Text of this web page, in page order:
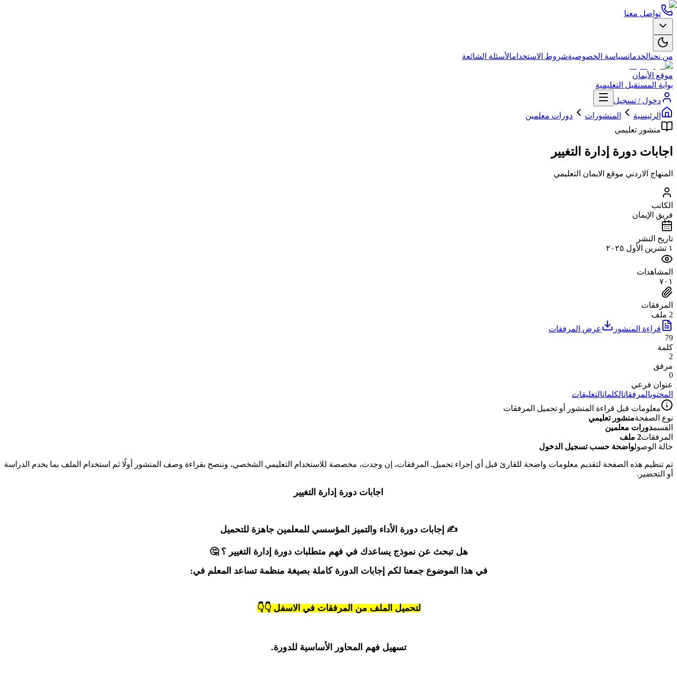
تواصل معنا
من نحنالخدماتسياسة الخصوصيةشروط الاستخدامالأسئلة الشائعة
موقع الأيمان
بوابة المستقبل التعليمية
دخول / تسجيل
الرئيسية
المنشورات
دورات معلمين
منشور تعليمي
اجابات دورة إدارة التغيير
المنهاج الاردني موقع الايمان التعليمي
الكاتب
فريق الإيمان
تاريخ النشر
١ تشرين الأول ٢٠٢٥
المشاهدات
٧٠١
المرفقات
2 ملف
قراءة المنشور
عرض المرفقات
79
كلمة
2
مرفق
0
عنوان فرعي
المحتوىالمرفقاتالكلماتالتعليقات
معلومات قبل قراءة المنشور أو تحميل المرفقات
نوع الصفحةمنشور تعليمي
القسمدورات معلمين
المرفقات2 ملف
حالة الوصولواضحة حسب تسجيل الدخول
تم تنظيم هذه الصفحة لتقديم معلومات واضحة للقارئ قبل أي إجراء تحميل. المرفقات، إن وجدت، مخصصة للاستخدام التعليمي الشخصي، وننصح بقراءة وصف المنشور أولًا ثم استخدام الملف بما يخدم الدراسة
أو التحضير.
اجابات دورة إدارة التغيير
✍️ إجابات دورة الأداء والتميز المؤسسي للمعلمين جاهزة للتحميل
هل تبحث عن نموذج يساعدك في فهم متطلبات دورة إدارة التغيير ؟ 🤔
في هذا الموضوع جمعنا لكم إجابات الدورة كاملة بصيغة منظمة تساعد المعلم في:
لتحميل الملف من المرفقات في الاسفل 👇👇
تسهيل فهم المحاور الأساسية للدورة.